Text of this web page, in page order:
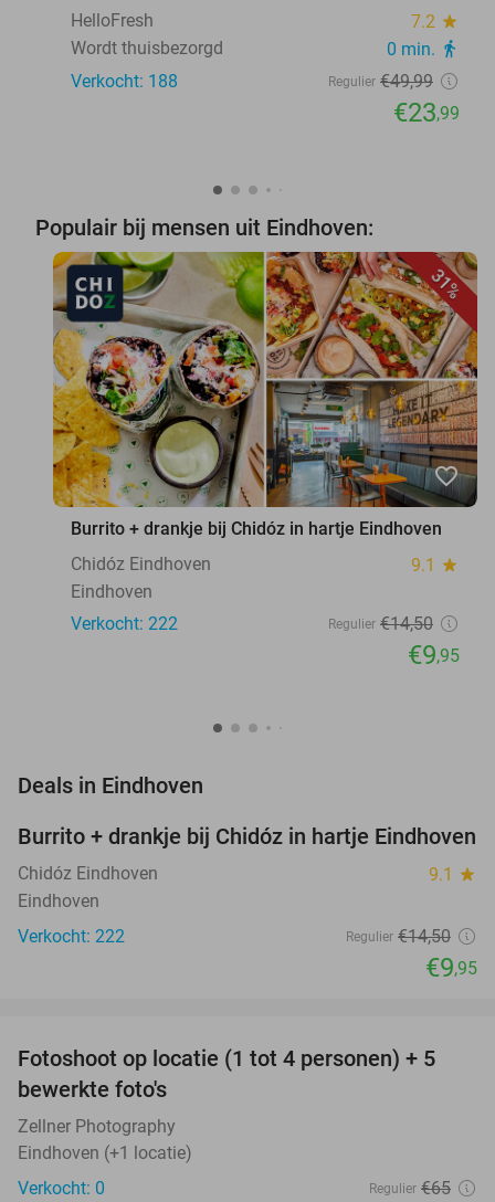
HelloFresh 7.2 star
Wordt thuisbezorgd 0 min. directions_walk
Verkocht: 188 Regulier €49,99
€23,99
Populair bij mensen uit Eindhoven:
31%
favorite_border
Burrito + drankje bij Chidóz in hartje Eindhoven
Chidóz Eindhoven
9.1 star
Eindhoven
Verkocht: 222
Regulier €14,50
€9,95
Deals in Eindhoven
31%
Burrito + drankje bij Chidóz in hartje Eindhoven
Chidóz Eindhoven 9.1 star
Eindhoven
Verkocht: 222
Regulier €14,50
€9,95
69%
TODAY
Fotoshoot op locatie (1 tot 4 personen) + 5
bewerkte foto's
Zellner Photography
Eindhoven (+1 locatie)
Verkocht: 0
Regulier €65